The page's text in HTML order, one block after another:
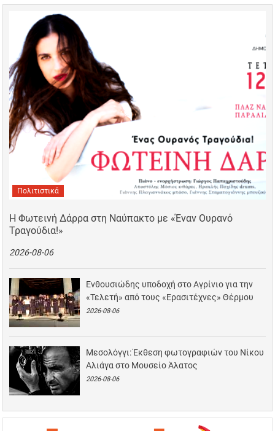
Πολιτιστικά
Η Φωτεινή Δάρρα στη Ναύπακτο με «Έναν Ουρανό
Τραγούδια!»
2026-08-06
Ενθουσιώδης υποδοχή στο Αγρίνιο για την
«Τελετή» από τους «Ερασιτέχνες» Θέρμου
2026-08-06
Μεσολόγγι: Έκθεση φωτογραφιών του Νίκου
Αλιάγα στο Μουσείο Άλατος
2026-08-06